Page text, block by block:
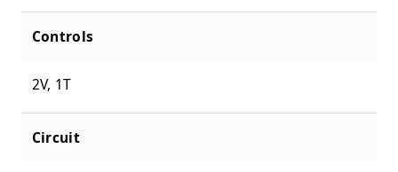
Controls
2V, 1T
Circuit